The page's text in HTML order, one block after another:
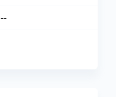
--